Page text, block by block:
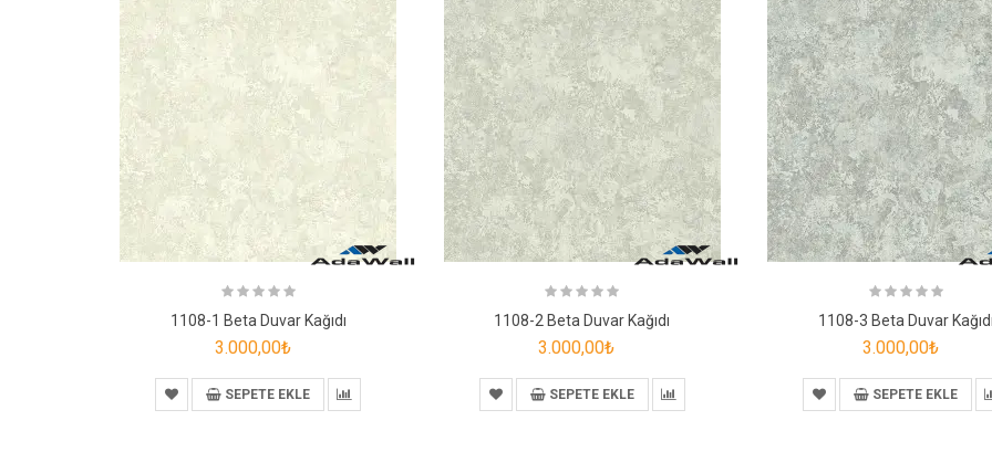
1108-1 Beta Duvar Kağıdı
3.000,00₺
SEPETE EKLE
1108-2 Beta Duvar Kağıdı
3.000,00₺
SEPETE EKLE
1108-3 Beta Duvar
3.000,00₺
SEPETE EKLE